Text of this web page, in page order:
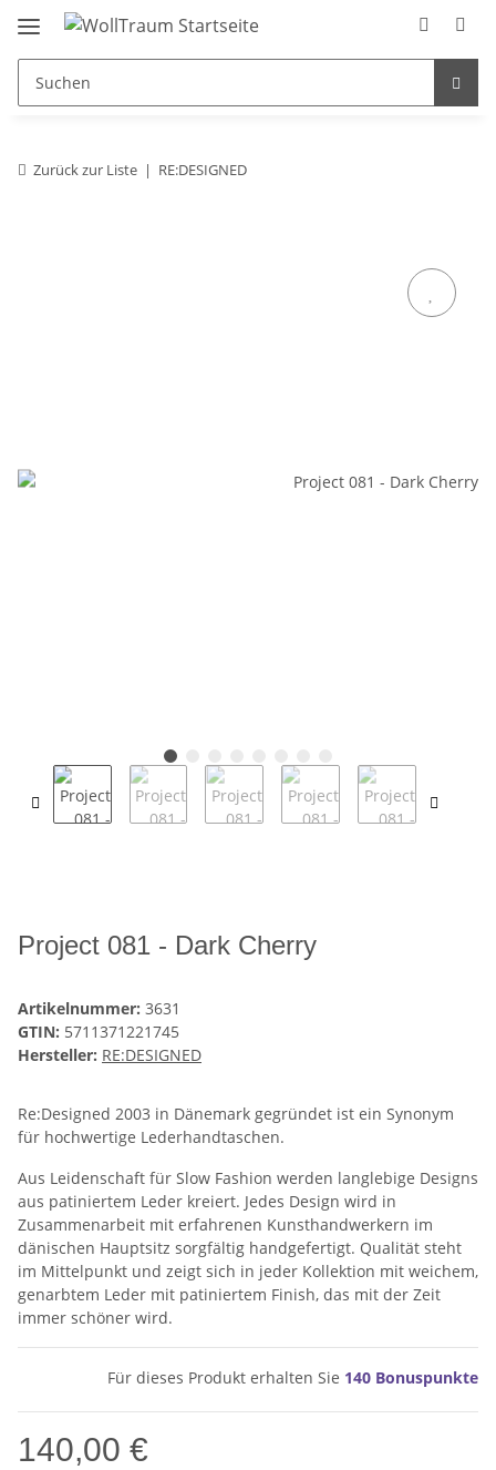
Zurück zur Liste RE:DESIGNED
Project 081 - Dark Cherry
Artikelnummer: 3631
GTIN: 5711371221745
Hersteller: RE:DESIGNED
Re:Designed 2003 in Dänemark gegründet ist ein Synonym
für hochwertige Lederhandtaschen.
Aus Leidenschaft für Slow Fashion werden langlebige Designs
aus patiniertem Leder kreiert. Jedes Design wird in
Zusammenarbeit mit erfahrenen Kunsthandwerkern im
dänischen Hauptsitz sorgfältig handgefertigt. Qualität steht
im Mittelpunkt und zeigt sich in jeder Kollektion mit weichem,
genarbtem Leder mit patiniertem Finish, das mit der Zeit
immer schöner wird.
Für dieses Produkt erhalten Sie 140 Bonuspunkte
140,00 €